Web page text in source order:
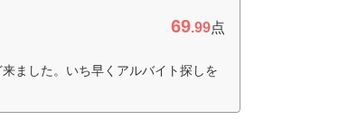
69.99点
ました。いち早くアルバイト探しを